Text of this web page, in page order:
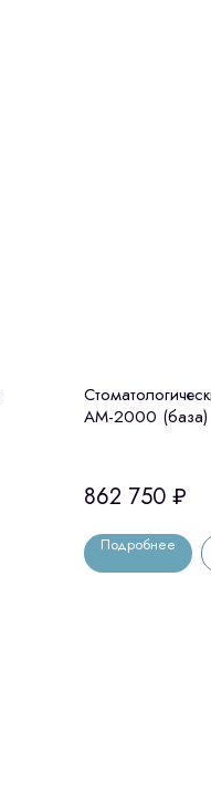
АМ-2000 (база)
862 750 ₽
Подробнее